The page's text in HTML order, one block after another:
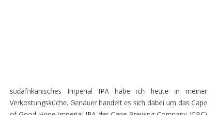
südafrikanisches Imperial IPA habe ich heute in meiner
Verkostungsküche. Genauer handelt es sich dabei um das Cape